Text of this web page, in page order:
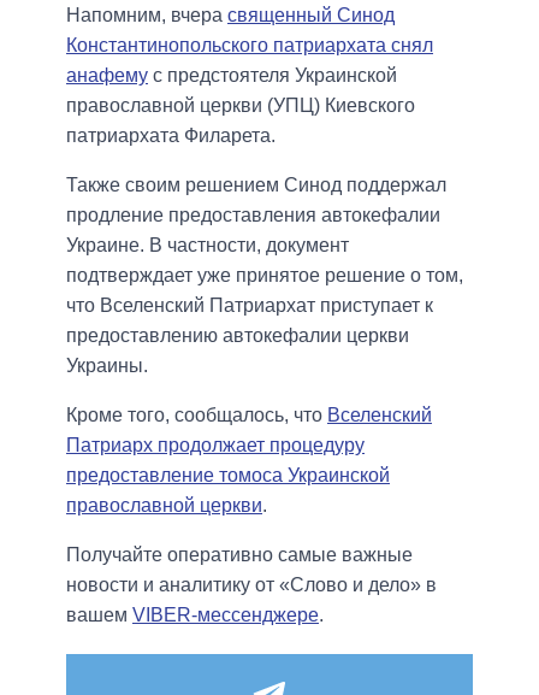
Напомним, вчера священный Синод
Константинопольского патриархата снял
анафему с предстоятеля Украинской
православной церкви (УПЦ) Киевского
патриархата Филарета.
Также своим решением Синод поддержал
продление предоставления автокефалии
Украине. В частности, документ
подтверждает уже принятое решение о том,
что Вселенский Патриархат приступает к
предоставлению автокефалии церкви
Украины.
Кроме того, сообщалось, что Вселенский
Патриарх продолжает процедуру
предоставление томоса Украинской
православной церкви.
Получайте оперативно самые важные
новости и аналитику от «Слово и дело» в
вашем VIBER-мессенджере.